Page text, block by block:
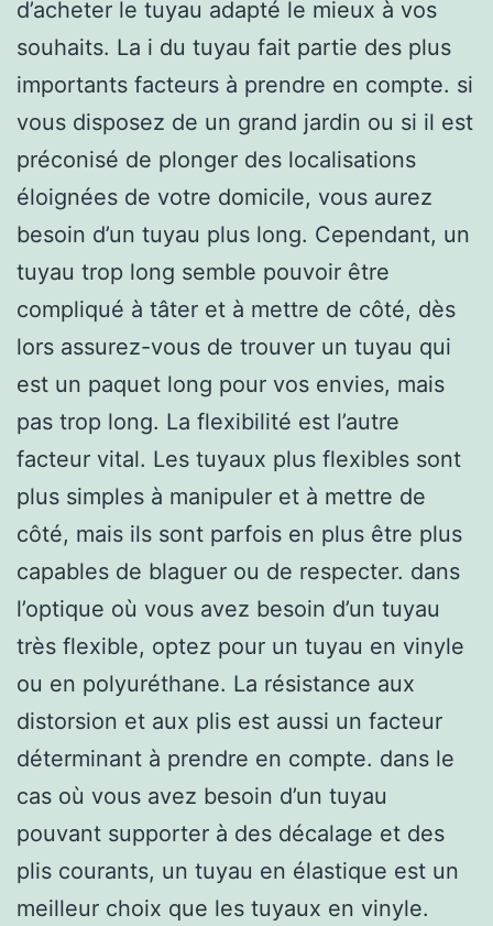
d’acheter le tuyau adapté le mieux à vos
souhaits. La i du tuyau fait partie des plus
importants facteurs à prendre en compte. si
vous disposez de un grand jardin ou si il est
préconisé de plonger des localisations
éloignées de votre domicile, vous aurez
besoin d’un tuyau plus long. Cependant, un
tuyau trop long semble pouvoir être
compliqué à tâter et à mettre de côté, dès
lors assurez-vous de trouver un tuyau qui
est un paquet long pour vos envies, mais
pas trop long. La flexibilité est l’autre
facteur vital. Les tuyaux plus flexibles sont
plus simples à manipuler et à mettre de
côté, mais ils sont parfois en plus être plus
capables de blaguer ou de respecter. dans
l’optique où vous avez besoin d’un tuyau
très flexible, optez pour un tuyau en vinyle
ou en polyuréthane. La résistance aux
distorsion et aux plis est aussi un facteur
déterminant à prendre en compte. dans le
cas où vous avez besoin d’un tuyau
pouvant supporter à des décalage et des
plis courants, un tuyau en élastique est un
meilleur choix que les tuyaux en vinyle.